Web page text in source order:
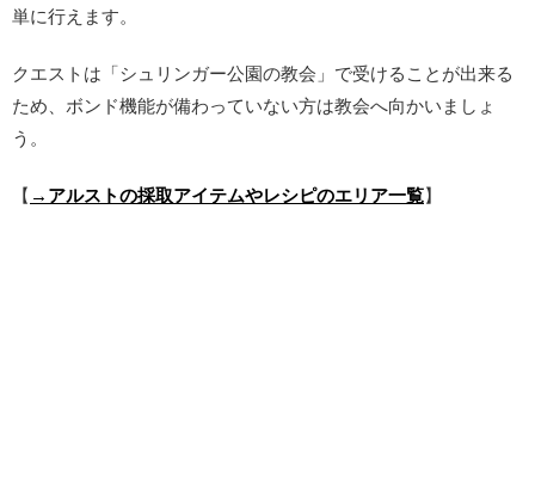
単に行えます。
クエストは「シュリンガー公園の教会」で受けることが出来る
ため、ボンド機能が備わっていない方は教会へ向かいましょ
う。
【 →アルストの採取アイテムやレシピのエリア一覧】